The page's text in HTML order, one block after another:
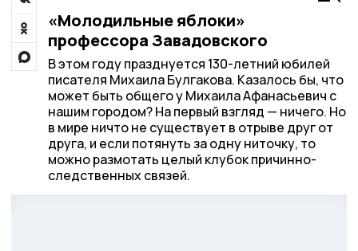
«Молодильные яблоки»
профессора Завадовского
В этом году празднуется 130-летний юбилей
писателя Михаила Булгакова. Казалось бы, что
может быть общего у Михаила Афанасьевич с
нашим городом? На первый взгляд — ничего. Но
в мире ничто не существует в отрыве друг от
друга, и если потянуть за одну ниточку, то
можно размотать целый клубок причинно-
следственных связей.